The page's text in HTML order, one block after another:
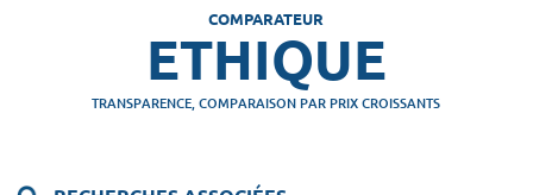
COMPARATEUR
ETHIQUE
TRANSPARENCE, COMPARAISON PAR PRIX CROISSANTS